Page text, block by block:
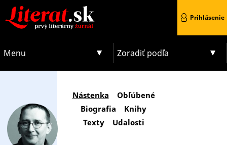
Menu Zoradiť podľa
Prihlásenie
Nástenka
Obľúbené
Biografia
Knihy
Texty
Udalosti